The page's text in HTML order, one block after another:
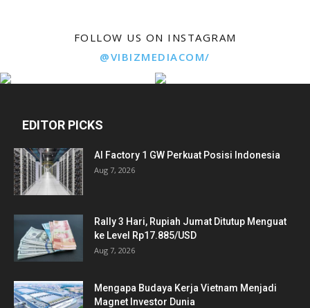
FOLLOW US ON INSTAGRAM
@VIBIZMEDIACOM/
EDITOR PICKS
AI Factory 1 GW Perkuat Posisi Indonesia
Aug 7, 2026
Rally 3 Hari, Rupiah Jumat Ditutup Menguat
ke Level Rp17.885/USD
Aug 7, 2026
Mengapa Budaya Kerja Vietnam Menjadi
Magnet Investor Dunia